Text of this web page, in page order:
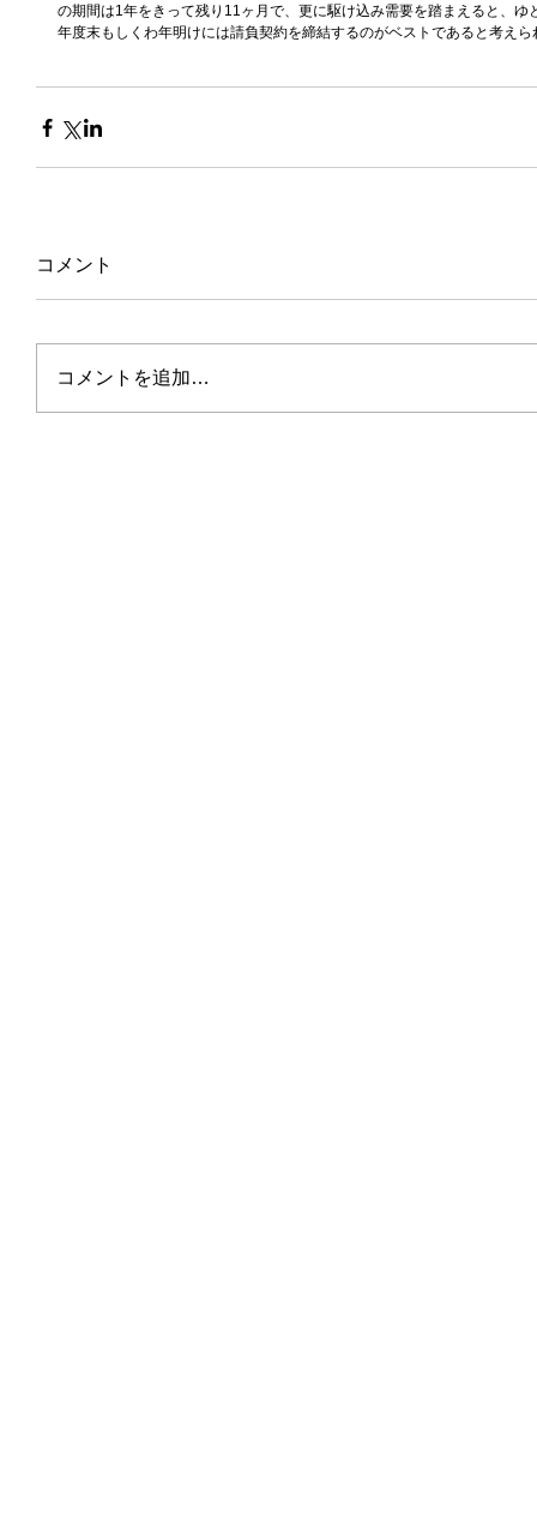
の期間は1年をきって残り11ヶ月で、更に駆け込み需要を踏まえると、
年度末もしくわ年明けには請負契約を締結するのがベストであると考え
コメント
コメントを追加…